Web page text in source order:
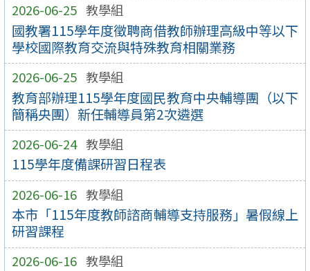
2026-06-25 教學組
國教署115學年度徵聘商借教師辦理高級中等以下
學校國際教育交流與特殊教育相關業務
2026-06-25 教學組
教育部辦理115學年度國民教育中央輔導團（以下
簡稱央團）新任輔導員第2次遴選
2026-06-24 教學組
115學年度備課研習日程表
2026-06-16 教學組
本市「115年度教師諮商輔導支持服務」暑假線上
研習課程
2026-06-16 教學組